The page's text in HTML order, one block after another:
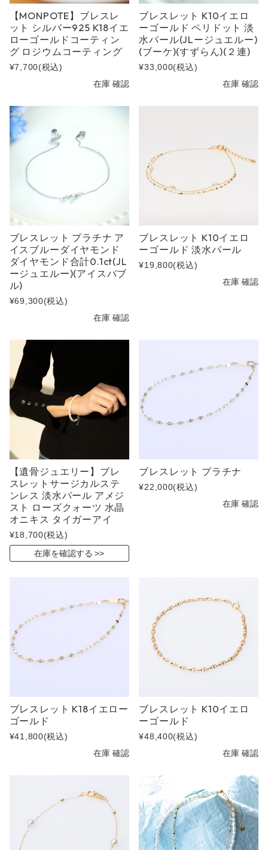
【MONPOTE】ブレスレ
ット シルバー925 K18イエ
ローゴールドコーティン
グ ロジウムコーティング
¥7,700(税込)
在庫 確認
ブレスレット K10イエロ
ーゴールド ペリドット 淡
水パール(JLージュエルー)
(ブーケ)(すずらん)(２連)
¥33,000(税込)
在庫 確認
ブレスレット プラチナ ア
イスブルーダイヤモンド
ダイヤモンド合計0.1ct(JL
ージュエルー)(アイスバブ
ル)
¥69,300(税込)
在庫 確認
ブレスレット K10イエロ
ーゴールド 淡水パール
¥19,800(税込)
在庫 確認
【遺骨ジュエリー】ブレ
スレットサージカルステ
ンレス 淡水パール アメジ
スト ローズクォーツ 水晶
オニキス タイガーアイ
¥18,700(税込)
在庫を確認する
ブレスレット プラチナ
¥22,000(税込)
在庫 確認
ブレスレット K18イエロー
ゴールド
¥41,800(税込)
在庫 確認
ブレスレット K10イエロ
ーゴールド
¥48,400(税込)
在庫 確認